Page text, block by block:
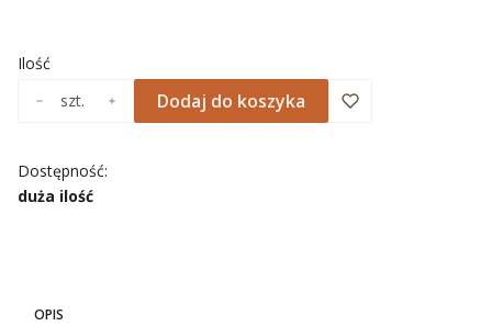
Ilość
szt.
Dodaj do koszyka
Dostępność:
duża ilość
OPIS